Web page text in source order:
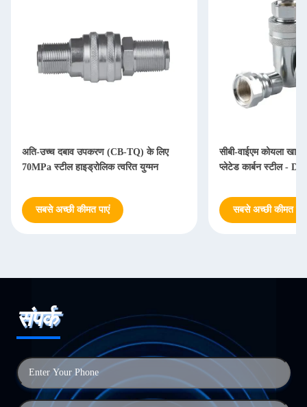
अति-उच्च दबाव उपकरण (CB-TQ) के लिए
70MPa स्टील हाइड्रोलिक त्वरित युग्मन
सबसे अच्छी कीमत पाएं
सीबी-वाईएम कोयला खान
प्लेटेड कार्बन स्टील -
सबसे अच्छी कीमत पाएं
संपर्क